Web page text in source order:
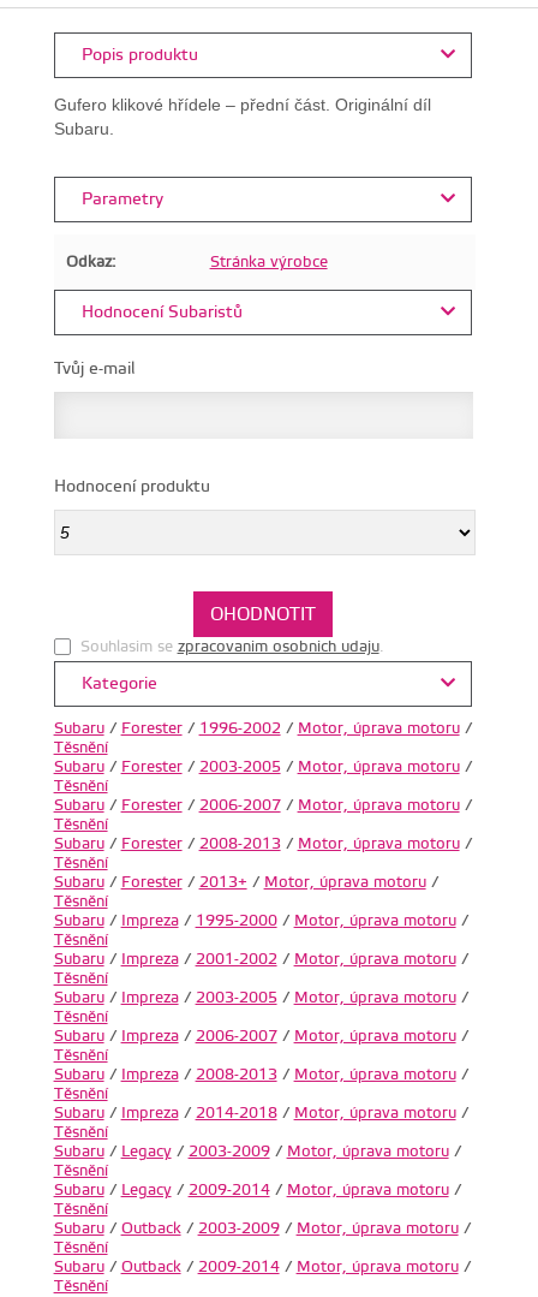
Popis produktu
Gufero klikové hřídele – přední část. Originální díl
Subaru.
Parametry
Odkaz: Stránka výrobce
Hodnocení Subaristů
Tvůj e-mail
Hodnocení produktu
Souhlasim se zpracovanim osobnich udaju.
Kategorie
Subaru/ Forester/ 1996-2002 / Motor, úprava motoru/
Těsnění
Subaru/ Forester/ 2003-2005/ Motor, úprava motoru/
Těsnění
Subaru/ Forester/ 2006-2007/ Motor, úprava motoru/
Těsnění
Subaru/ Forester/ 2008-2013/ Motor, úprava motoru/
Těsnění
Subaru/ Forester/ 2013+ / Motor, úprava motoru/
Těsnění
Subaru/ Impreza/ 1995-2000/ Motor, úprava motoru/
Těsnění
Subaru/ Impreza/ 2001-2002 / Motor, úprava motoru/
Těsnění
Subaru/ Impreza/ 2003-2005/ Motor, úprava motoru/
Těsnění
Subaru/ Impreza/ 2006-2007/ Motor, úprava motoru/
Těsnění
Subaru/ Impreza/ 2008-2013/ Motor, úprava motoru/
Těsnění
Subaru/ Impreza/ 2014-2018/ Motor, úprava motoru/
Těsnění
Subaru/ Legacy/ 2003-2009/ Motor, úprava motoru/
Těsnění
Subaru/ Legacy/ 2009-2014/ Motor, úprava motoru/
Těsnění
Subaru/ Outback/ 2003-2009/ Motor, úprava motoru/
Těsnění
Subaru/ Outback/ 2009-2014/ Motor, úprava motoru/
Těsnění